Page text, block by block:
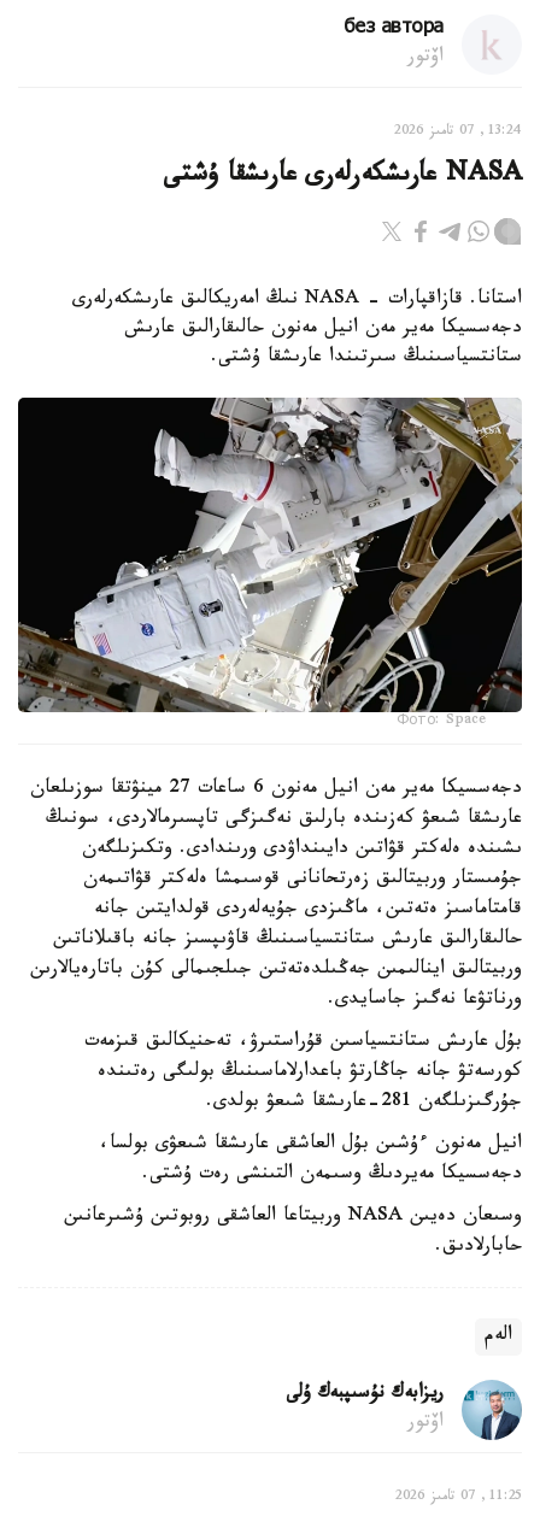
без автора
اۆتور
13:24, 07 تامىز 2026
NASA عارىشكەرلەرى عارىشقا ۇشتى
استانا. قازاقپارات - NASA نىڭ امەريكالىق عارىشكەرلەرى
دجەسسيكا مەير مەن انيل مەنون حالىقارالىق عارىش
ستانتسياسىنىڭ سىرتىندا عارىشقا ۇشتى.
Фото: Space
دجەسسيكا مەير مەن انيل مەنون 6 ساعات 27 مينۋتقا سوزىلعان
عارىشقا شىعۋ كەزىندە بارلىق نەگىزگى تاپسىرمالاردى، سونىڭ
ىشىندە ەلەكتر قۋاتىن دايىنداۋدى ورىندادى. وتكىزىلگەن
جۇمىستار وربيتالىق زەرتحانانى قوسىمشا ەلەكتر قۋاتىمەن
قامتاماسىز ەتەتىن، ماڭىزدى جۇيەلەردى قولدايتىن جانە
حالىقارالىق عارىش ستانتسياسىنىڭ قاۋىپسىز جانە باقىلاناتىن
وربيتالىق اينالىمىن جەڭىلدەتەتىن جىلجىمالى كۇن باتارەيالارىن
ورناتۋعا نەگىز جاسايدى.
بۇل عارىش ستانتسياسىن قۇراستىرۋ، تەحنيكالىق قىزمەت
كورسەتۋ جانە جاڭارتۋ باعدارلاماسىنىڭ بولىگى رەتىندە
جۇرگىزىلگەن 281-عارىشقا شىعۋ بولدى.
انيل مەنون ءۇشىن بۇل العاشقى عارىشقا شىعۋى بولسا،
دجەسسيكا مەيردىڭ وسىمەن التىنشى رەت ۇشتى.
وسىعان دەيىن NASA وربيتاعا العاشقى روبوتىن ۇشىرعانىن
حابارلادىق.
الەم
ريزابەك نۇسىپبەك ۇلى
اۆتور
11:25, 07 تامىز 2026